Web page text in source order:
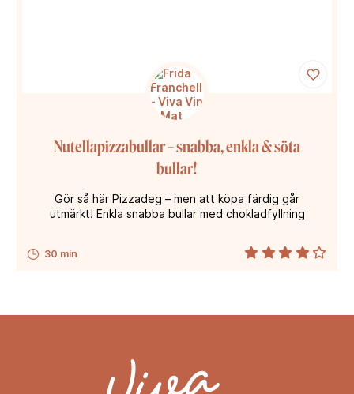
30 min
Nutellapizzabullar – snabba, enkla & söta
bullar!
Gör så här Pizzadeg – men att köpa färdig går
utmärkt! Enkla snabba bullar med chokladfyllning